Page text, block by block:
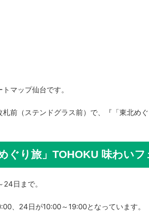
マップ仙台です。
前（ステンドグラス前）で、『「東北め
めぐり旅」TOHOKU 味わい
日まで。
、24日が10:00～19:00となっています。